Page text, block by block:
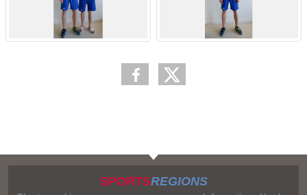
SPORTSREGIONS